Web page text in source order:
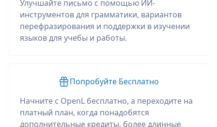
Улучшайте письмо с помощью ИИ-
инструментов для грамматики, вариантов
перефразирования и поддержки в изучении
языков для учебы и работы.
Попробуйте Бесплатно
Начните с OpenL бесплатно, а переходите на
платный план, когда понадобятся
дополнительные кредиты, более длинные